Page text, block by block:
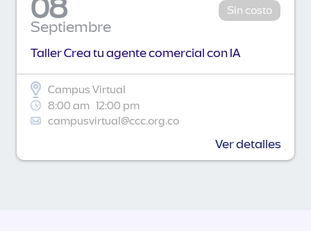
08
Septiembre
Sin costo
Taller Crea tu agente comercial con IA
Campus Virtual
8:00 am 12:00 pm
campusvirtual@ccc.org.co
Ver detalles